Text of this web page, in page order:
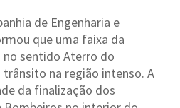
de Engenharia e
que uma faixa da
sentido Aterro do
na região intenso. A
da finalização dos